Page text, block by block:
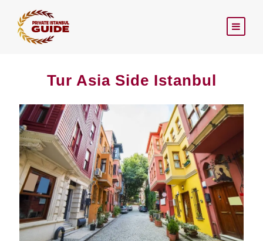
Tur Asia Side Istanbul